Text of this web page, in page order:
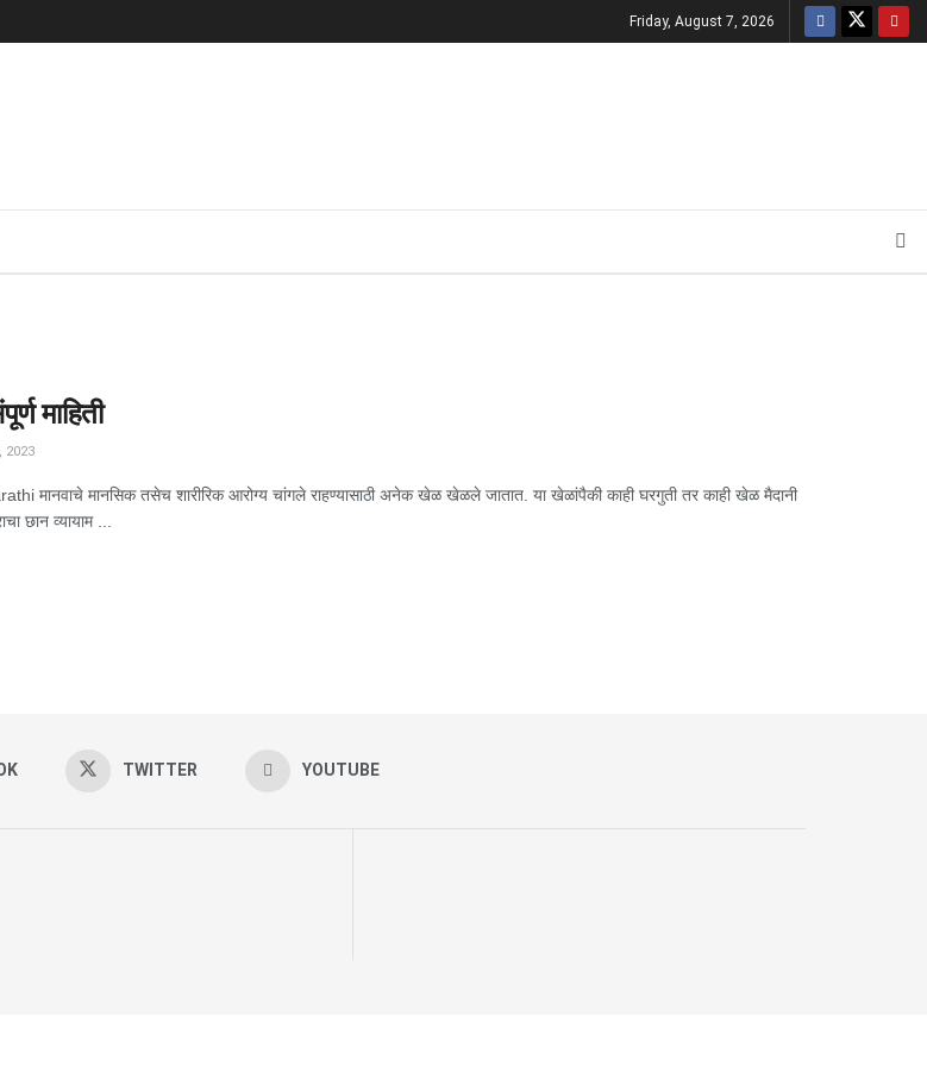
Friday, August 7, 2026
माहिती
2023
मानवाचे मानसिक तसेच शारीरिक आरोग्य चांगले राहण्यासाठी अनेक खेळ खेळले जातात. या खेळांपैकी काही घरगुती तर काही खेळ मैदानी
छान व्यायाम ...
TWITTER YOUTUBE